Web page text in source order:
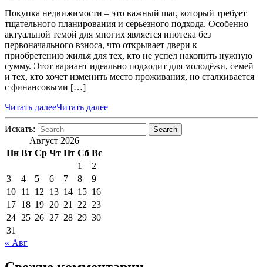
Покупка недвижимости – это важный шаг, который требует
тщательного планирования и серьезного подхода. Особенно
актуальной темой для многих является ипотека без
первоначального взноса, что открывает двери к
приобретению жилья для тех, кто не успел накопить нужную
сумму. Этот вариант идеально подходит для молодёжи, семей
и тех, кто хочет изменить место проживания, но сталкивается
с финансовыми […]
Читать далееЧитать далее
Искать: Search
Август 2026
Пн Вт Ср Чт Пт Сб Вс
1
2
3
4 5 6 7 8
9
10 11 12 13 14 15 16
17 18 19 20 21 22 23
24 25 26 27 28 29 30
31
« Авг